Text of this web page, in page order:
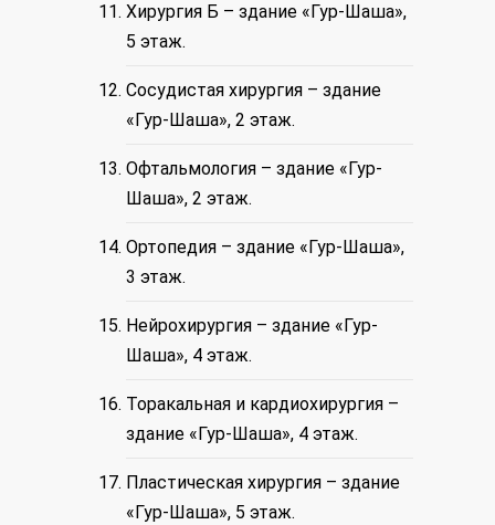
Хирургия Б – здание «Гур-Шаша»,
5 этаж.
Сосудистая хирургия – здание
«Гур-Шаша», 2 этаж.
Офтальмология – здание «Гур-
Шаша», 2 этаж.
Ортопедия – здание «Гур-Шаша»,
3 этаж.
Нейрохирургия – здание «Гур-
Шаша», 4 этаж.
Торакальная и кардиохирургия –
здание «Гур-Шаша», 4 этаж.
Пластическая хирургия – здание
«Гур-Шаша», 5 этаж.